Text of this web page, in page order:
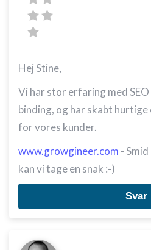
Hej Stine,
Vi har stor erfaring med
binding, og har skabt
for vores kunder.
www.growgineer.com -
kan vi tage en snak :-)
Svar